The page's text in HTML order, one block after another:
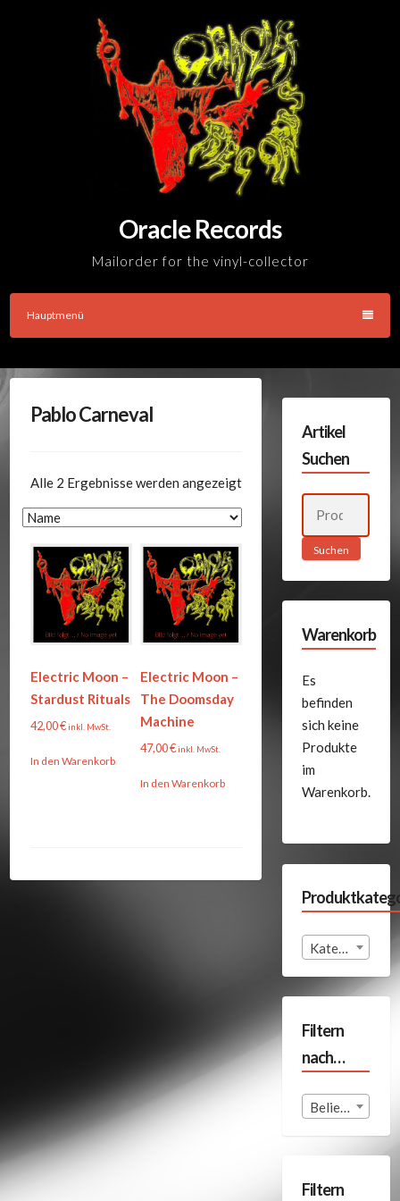
Oracle Records
Mailorder for the vinyl-collector
Hauptmenü
Pablo Carneval
Alle 2 Ergebnisse werden angezeigt
Electric Moon –
Stardust Rituals
42,00€inkl. MwSt.
In den Warenkorb
Electric Moon –
The Doomsday
Machine
47,00€inkl. MwSt.
In den Warenkorb
Artikel
Suchen
Suchen
Warenkorb
Es
befinden
sich keine
Produkte
im
Warenkorb.
Kategorie auswählen
Filtern
nach…
Beliebige Format
Filtern